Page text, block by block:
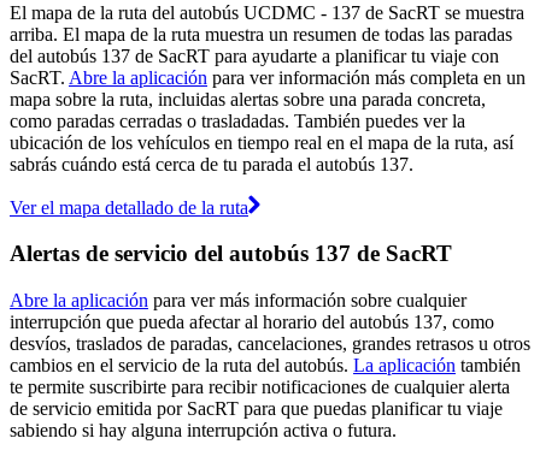
El mapa de la ruta del autobús UCDMC - 137 de SacRT se muestra
arriba. El mapa de la ruta muestra un resumen de todas las paradas
del autobús 137 de SacRT para ayudarte a planificar tu viaje con
SacRT. Abre la aplicación para ver información más completa en un
mapa sobre la ruta, incluidas alertas sobre una parada concreta,
como paradas cerradas o trasladadas. También puedes ver la
ubicación de los vehículos en tiempo real en el mapa de la ruta, así
sabrás cuándo está cerca de tu parada el autobús 137.
Ver el mapa detallado de la ruta
Alertas de servicio del autobús 137 de SacRT
Abre la aplicación para ver más información sobre cualquier
interrupción que pueda afectar al horario del autobús 137, como
desvíos, traslados de paradas, cancelaciones, grandes retrasos u otros
cambios en el servicio de la ruta del autobús. La aplicación también
te permite suscribirte para recibir notificaciones de cualquier alerta
de servicio emitida por SacRT para que puedas planificar tu viaje
sabiendo si hay alguna interrupción activa o futura.